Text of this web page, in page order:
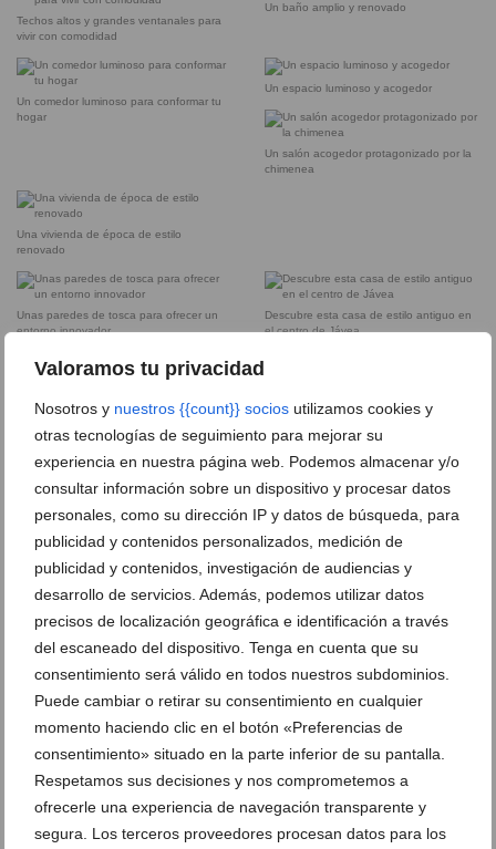
Valoramos tu privacidad
Nosotros y nuestros {{count}} socios utilizamos cookies y
otras tecnologías de seguimiento para mejorar su
experiencia en nuestra página web. Podemos almacenar y/o
consultar información sobre un dispositivo y procesar datos
personales, como su dirección IP y datos de búsqueda, para
publicidad y contenidos personalizados, medición de
publicidad y contenidos, investigación de audiencias y
desarrollo de servicios. Además, podemos utilizar datos
precisos de localización geográfica e identificación a través
del escaneado del dispositivo. Tenga en cuenta que su
consentimiento será válido en todos nuestros subdominios.
Puede cambiar o retirar su consentimiento en cualquier
momento haciendo clic en el botón «Preferencias de
consentimiento» situado en la parte inferior de su pantalla.
Respetamos sus decisiones y nos comprometemos a
ofrecerle una experiencia de navegación transparente y
segura. Los terceros proveedores procesan datos para los
Techos altos y grandes ventanales para
vivir con comodidad
Un baño amplio y renovado
Un comedor luminoso para conformar tu
hogar
Un espacio luminoso y acogedor
Un salón acogedor protagonizado por la
chimenea
Una vivienda de época de estilo
renovado
Unas paredes de tosca para ofrecer un
entorno innovador
Descubre esta casa de estilo antiguo en
el centro de Jávea
DEJA UN COMENTARIO